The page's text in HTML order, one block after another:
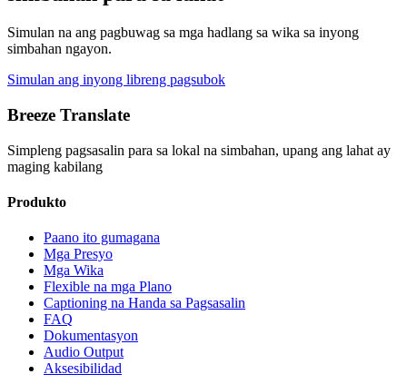
Simulan na ang pagbuwag sa mga hadlang sa wika sa inyong
simbahan ngayon.
Simulan ang inyong libreng pagsubok
Breeze Translate
Simpleng pagsasalin para sa lokal na simbahan, upang ang lahat ay
maging kabilang
Produkto
Paano ito gumagana
Mga Presyo
Mga Wika
Flexible na mga Plano
Captioning na Handa sa Pagsasalin
FAQ
Dokumentasyon
Audio Output
Aksesibilidad